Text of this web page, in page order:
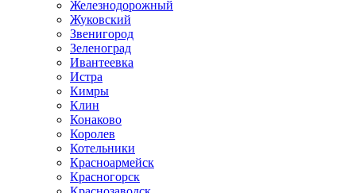
Железнодорожный
Жуковский
Звенигород
Зеленоград
Ивантеевка
Истра
Кимры
Клин
Конаково
Королев
Котельники
Красноармейск
Красногорск